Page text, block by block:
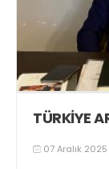
TÜRKİYE
07 Aralık